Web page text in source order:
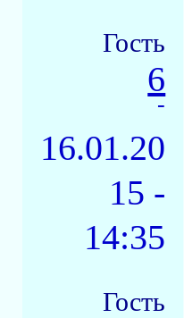
Гость
6
-
16.01.20
15 -
14:35
Гость